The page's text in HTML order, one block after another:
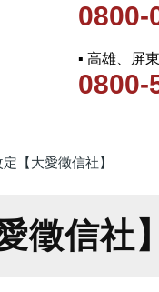
0800-
▪ 高雄、屏
0800-
【大愛徵信社】
徵信社】